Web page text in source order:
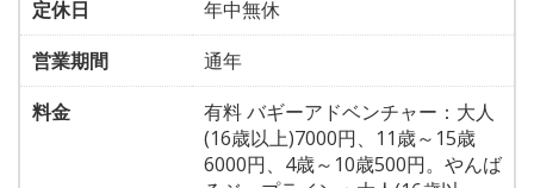
定休日
年中無休
営業期間
通年
料金
有料 バギーアドベンチャー：大人
(16歳以上)7000円、11歳～15歳
6000円、4歳～10歳500円。やんば